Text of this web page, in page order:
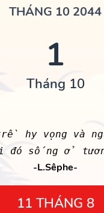
THÁNG 10 2044
1
Tháng 10
hy vọng và
đó sống ở
-L.Sêphe-
11 THÁNG 8